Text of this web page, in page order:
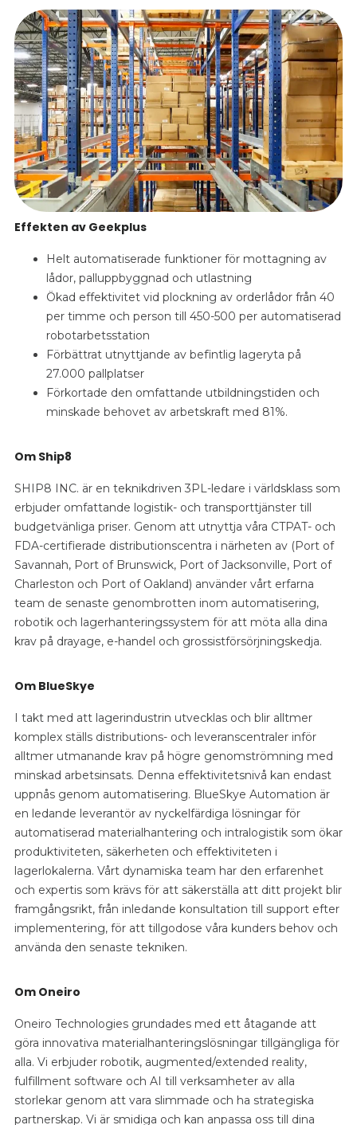
Effekten av Geekplus
Helt automatiserade funktioner för mottagning av
lådor, palluppbyggnad och utlastning
Ökad effektivitet vid plockning av orderlådor från 40
per timme och person till 450-500 per automatiserad
robotarbetsstation
Förbättrat utnyttjande av befintlig lageryta på
27.000 pallplatser
Förkortade den omfattande utbildningstiden och
minskade behovet av arbetskraft med 81%.
Om Ship8
SHIP8 INC. är en teknikdriven 3PL-ledare i världsklass som
erbjuder omfattande logistik- och transporttjänster till
budgetvänliga priser. Genom att utnyttja våra CTPAT- och
FDA-certifierade distributionscentra i närheten av (Port of
Savannah, Port of Brunswick, Port of Jacksonville, Port of
Charleston och Port of Oakland) använder vårt erfarna
team de senaste genombrotten inom automatisering,
robotik och lagerhanteringssystem för att möta alla dina
krav på drayage, e-handel och grossistförsörjningskedja.
Om BlueSkye
I takt med att lagerindustrin utvecklas och blir alltmer
komplex ställs distributions- och leveranscentraler inför
alltmer utmanande krav på högre genomströmning med
minskad arbetsinsats. Denna effektivitetsnivå kan endast
uppnås genom automatisering. BlueSkye Automation är
en ledande leverantör av nyckelfärdiga lösningar för
automatiserad materialhantering och intralogistik som ökar
produktiviteten, säkerheten och effektiviteten i
lagerlokalerna. Vårt dynamiska team har den erfarenhet
och expertis som krävs för att säkerställa att ditt projekt blir
framgångsrikt, från inledande konsultation till support efter
implementering, för att tillgodose våra kunders behov och
använda den senaste tekniken.
Om Oneiro
Oneiro Technologies grundades med ett åtagande att
göra innovativa materialhanteringslösningar tillgängliga för
alla. Vi erbjuder robotik, augmented/extended reality,
fulfillment software och AI till verksamheter av alla
storlekar genom att vara slimmade och ha strategiska
partnerskap. Vi är smidiga och kan anpassa oss till dina